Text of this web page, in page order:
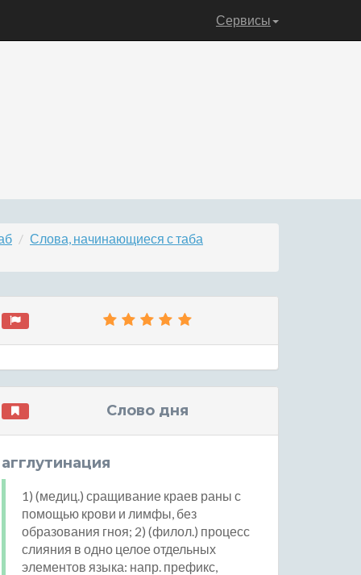
Сервисы
Слова, начинающиеся с таба
Слово дня
агглутинация
1) (медиц.) сращивание краев раны с
помощью крови и лимфы, без
образования гноя; 2) (филол.) процесс
слияния в одно целое отдельных
элементов языка: напр. префикс,